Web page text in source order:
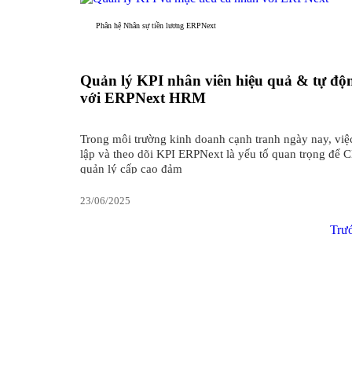
Phân hệ Nhân sự tiền lương ERPNext
Quản lý KPI nhân viên hiệu quả & tự
với ERPNext HRM
Trong môi trường kinh doanh cạnh tranh ngày nay,
lập và theo dõi KPI ERPNext là yếu tố quan trọng để
quản lý cấp cao đảm
23/06/2025